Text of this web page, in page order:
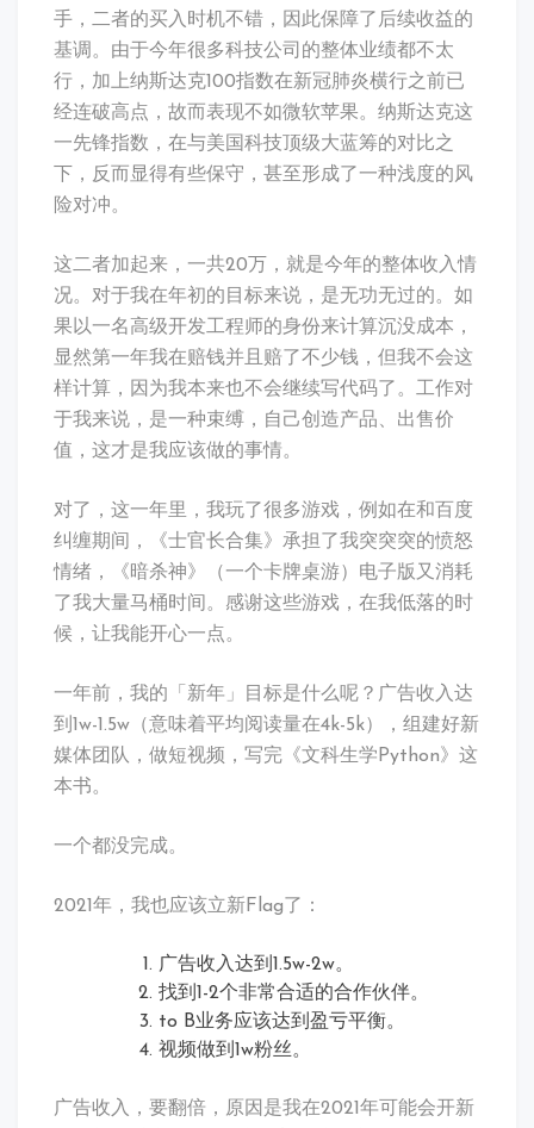
手，二者的买入时机不错，因此保障了后续收益的
基调。由于今年很多科技公司的整体业绩都不太
行，加上纳斯达克100指数在新冠肺炎横行之前已
经连破高点，故而表现不如微软苹果。纳斯达克这
一先锋指数，在与美国科技顶级大蓝筹的对比之
下，反而显得有些保守，甚至形成了一种浅度的风
险对冲。
这二者加起来，一共20万，就是今年的整体收入情
况。对于我在年初的目标来说，是无功无过的。如
果以一名高级开发工程师的身份来计算沉没成本，
显然第一年我在赔钱并且赔了不少钱，但我不会这
样计算，因为我本来也不会继续写代码了。工作对
于我来说，是一种束缚，自己创造产品、出售价
值，这才是我应该做的事情。
对了，这一年里，我玩了很多游戏，例如在和百度
纠缠期间，《士官长合集》承担了我突突突的愤怒
情绪，《暗杀神》（一个卡牌桌游）电子版又消耗
了我大量马桶时间。感谢这些游戏，在我低落的时
候，让我能开心一点。
一年前，我的「新年」目标是什么呢？广告收入达
到1w-1.5w（意味着平均阅读量在4k-5k），组建好新
媒体团队，做短视频，写完《文科生学Python》这
本书。
一个都没完成。
2021年，我也应该立新Flag了：
广告收入达到1.5w-2w。
找到1-2个非常合适的合作伙伴。
to B业务应该达到盈亏平衡。
视频做到1w粉丝。
广告收入，要翻倍，原因是我在2021年可能会开新